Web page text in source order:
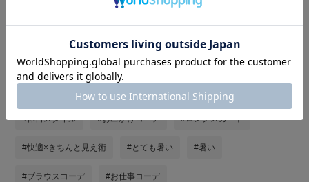
タグ
#シンプルコーデ #ママコーデ #ママファッション
#休日スタイル #お出かけコーデ #ロングスカート
#快適×きちんと見え術 #とても暑い #暑い
#ブラウスコーデ #お仕事コーデ